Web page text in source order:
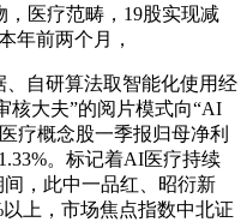
医疗范畴，19股实现减
年前两个月，
自研算法取智能化使用经
核大夫”的阅片模式向“AI
疗概念股一季报归母净利
。标记着AI医疗持续
，此中一品红、昭衍新
上，市场焦点指数中北证